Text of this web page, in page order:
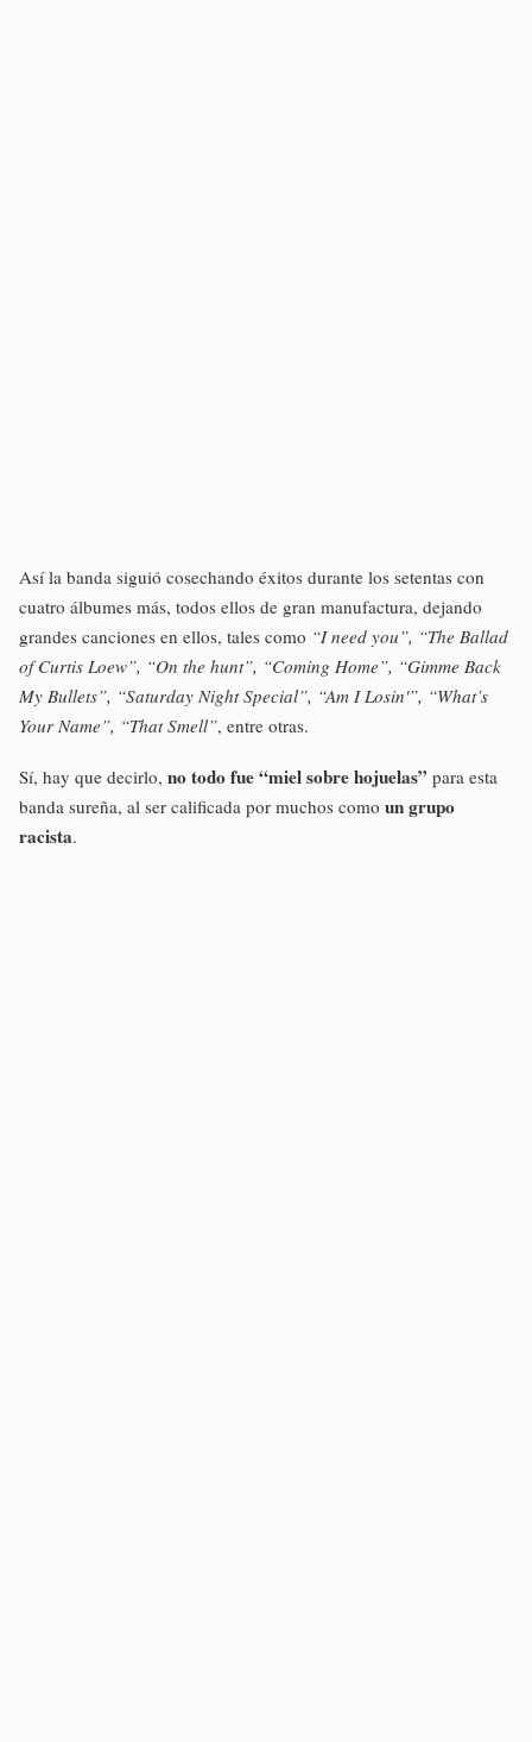
Así la banda siguió cosechando éxitos durante los setentas con
cuatro álbumes más, todos ellos de gran manufactura, dejando
grandes canciones en ellos, tales como “I need you”, “The Ballad
of Curtis Loew”, “On the hunt”, “Coming Home”, “Gimme Back
My Bullets”, “Saturday Night Special”, “Am I Losin'”, “What’s
Your Name”, “That Smell”, entre otras.
Sí, hay que decirlo, no todo fue “miel sobre hojuelas” para esta
banda sureña, al ser calificada por muchos como un grupo
racista.